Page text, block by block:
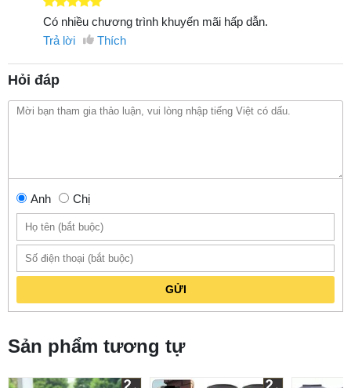
Có nhiều chương trình khuyến mãi hấp dẫn.
Trả lời
Thích
Hỏi đáp
Anh Chị
GỬI
Sản phẩm tương tự